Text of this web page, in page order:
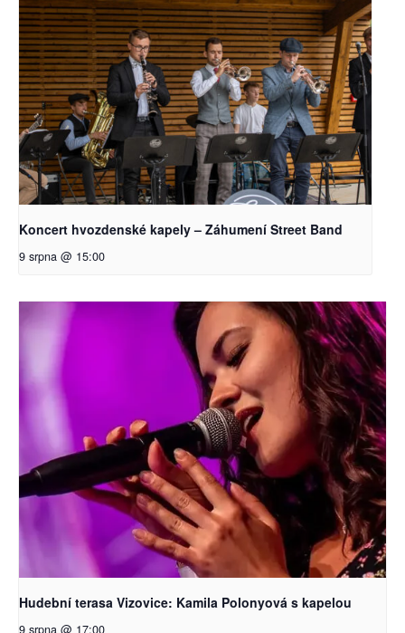
Koncert hvozdenské kapely – Záhumení Street Band
9 srpna @ 15:00
Hudební terasa Vizovice: Kamila Polonyová s kapelou
9 srpna @ 17:00